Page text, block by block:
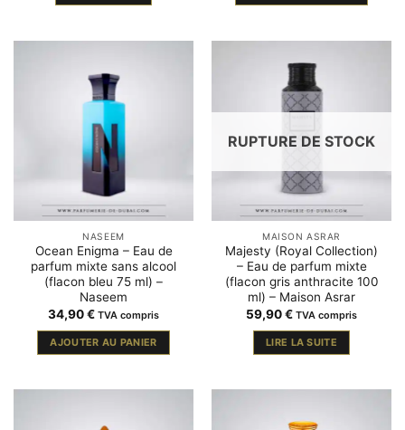
NASEEM
Ocean Enigma – Eau de
parfum mixte sans alcool
(flacon bleu 75 ml) –
Naseem
34,90€ TVA compris
AJOUTER AU PANIER
RUPTURE DE STOCK
MAISON ASRAR
Majesty (Royal Collection)
– Eau de parfum mixte
(flacon gris anthracite 100
ml) – Maison Asrar
59,90€ TVA compris
LIRE LA SUITE